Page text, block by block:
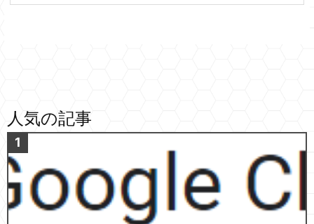
人気の記事